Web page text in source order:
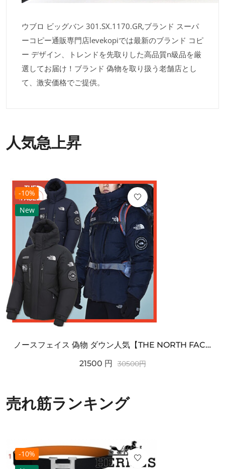
ウブロ ビッグバン 301.SX.1170.GR,ブランド スーパ
ーコピー通販専門店levekopiでは最新のブランド コピ
ー デザイン、トレンドを先取りした高品質n級品を厳
選してお届け！ブランド 偽物を取り扱う老舗店とし
て、激安価格でご提供。
人気急上昇
-10%
New
ノースフェイス 偽物 ダウン人気【THE NORTH FACE】M'S 7 SUMMIT HIM...
21500 円 30500円
売れ筋ランキング
-10%